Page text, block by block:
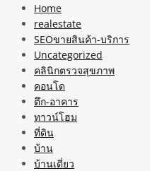
Home
realestate
SEOขายสินค้า-บริการ
Uncategorized
คลินิกตรวจสุขภาพ
คอนโด
ตึก-อาคาร
ทาวน์โฮม
ที่ดิน
บ้าน
บ้านเดี่ยว